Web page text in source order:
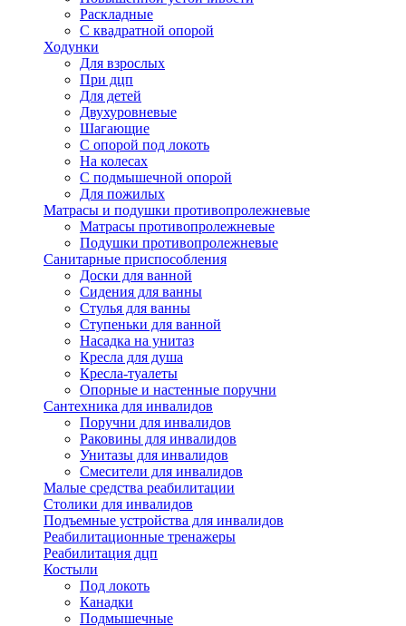
Раскладные
С квадратной опорой
Ходунки
Для взрослых
При дцп
Для детей
Двухуровневые
Шагающие
С опорой под локоть
На колесах
С подмышечной опорой
Для пожилых
Матрасы и подушки противопролежневые
Матрасы противопролежневые
Подушки противопролежневые
Санитарные приспособления
Доски для ванной
Сидения для ванны
Стулья для ванны
Ступеньки для ванной
Насадка на унитаз
Кресла для душа
Кресла-туалеты
Опорные и настенные поручни
Сантехника для инвалидов
Поручни для инвалидов
Раковины для инвалидов
Унитазы для инвалидов
Смесители для инвалидов
Малые средства реабилитации
Столики для инвалидов
Подъемные устройства для инвалидов
Реабилитационные тренажеры
Реабилитация дцп
Костыли
Под локоть
Канадки
Подмышечные